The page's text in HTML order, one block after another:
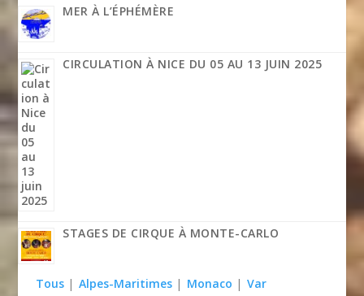
MER À L’ÉPHÉMÈRE
CIRCULATION À NICE DU 05 AU 13 JUIN 2025
STAGES DE CIRQUE À MONTE-CARLO
Tous | Alpes-Maritimes | Monaco | Var